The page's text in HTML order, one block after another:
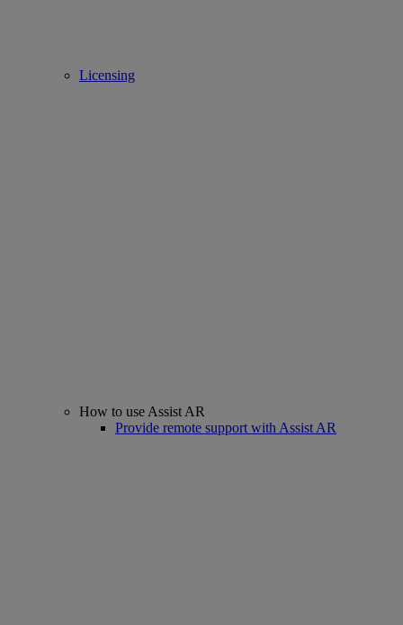
Licensing
How to use Assist AR
Provide remote support with Assist AR